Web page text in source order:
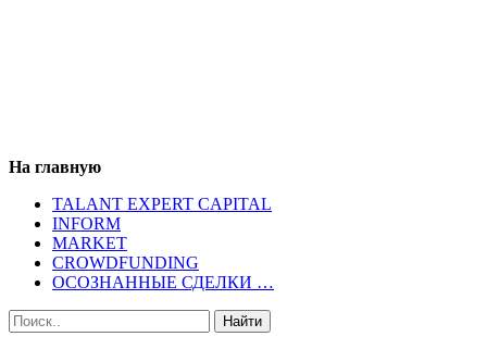
На главную
TALANT EXPERT CAPITAL
INFORM
MARKET
CROWDFUNDING
ОСОЗНАННЫЕ СДЕЛКИ …